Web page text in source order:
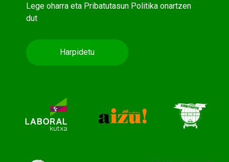
Lege oharraeta Pribatutasun Politikaonartzen
dut